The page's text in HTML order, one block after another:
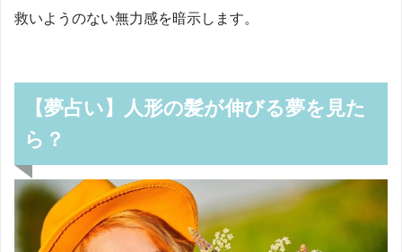
救いようのない無力感を暗示します。
【夢占い】人形の髪が伸びる夢を見た
ら？